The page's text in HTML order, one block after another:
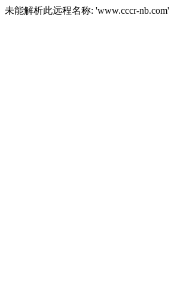
未能解析此远程名称: 'www.cccr-nb.com'